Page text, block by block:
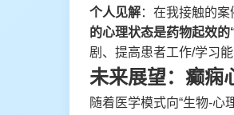
个人见解：在我接触的案
的心理状态是药物起效的
剧、提高患者工作/学习
未来展望：癫痫
随着医学模式向“生物-心